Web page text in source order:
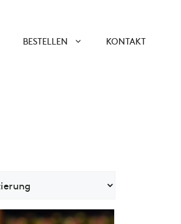
BESTELLEN KONTAKT